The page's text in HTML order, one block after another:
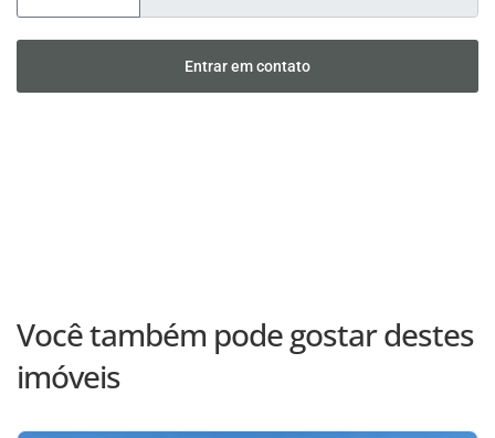
Entrar em contato
Você também pode gostar destes
imóveis